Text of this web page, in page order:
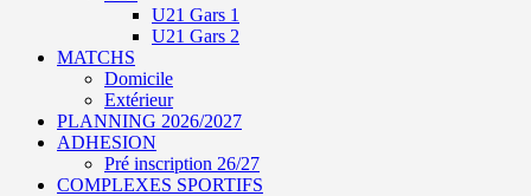
U21 Gars 1
U21 Gars 2
MATCHS
Domicile
Extérieur
PLANNING 2026/2027
ADHESION
Pré inscription 26/27
COMPLEXES SPORTIFS